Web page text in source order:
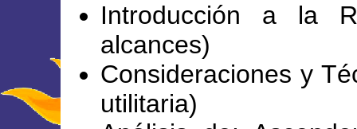
Introducción a la
alcances)
Consideraciones y
utilitaria)